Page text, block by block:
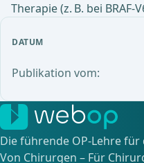
DATUM
Publikation vom:
Therapie (z. B. bei BRAF-
Die führende OP-Lehre für
Von Chirurgen – Für